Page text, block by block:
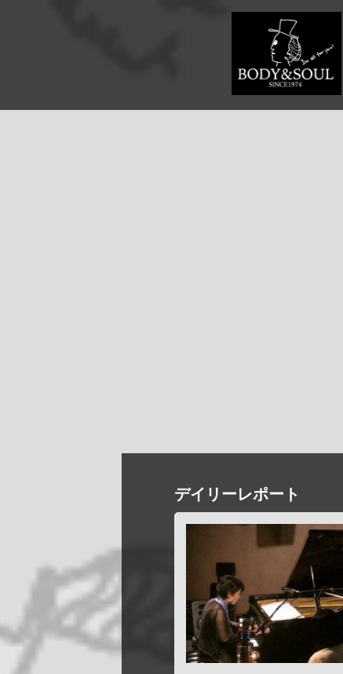
デイリーレポート